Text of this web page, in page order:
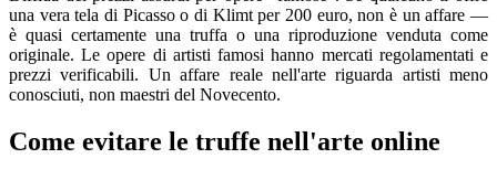
una vera tela di Picasso o di Klimt per 200 euro, non è un affare —
è quasi certamente una truffa o una riproduzione venduta come
originale. Le opere di artisti famosi hanno mercati regolamentati e
prezzi verificabili. Un affare reale nell'arte riguarda artisti meno
conosciuti, non maestri del Novecento.
Come evitare le truffe nell'arte online